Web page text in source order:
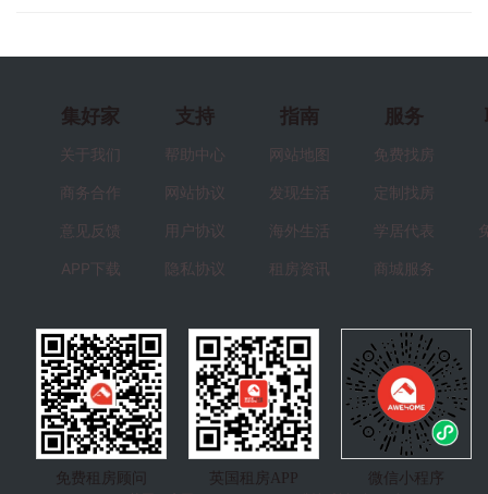
集好家
关于我们
商务合作
意见反馈
APP下载
支持
帮助中心
网站协议
用户协议
隐私协议
指南
网站地图
发现生活
海外生活
租房资讯
服务
免费找房
定制找房
学居代表
商城服务
免费租房顾问 英国租房APP
微信小程序